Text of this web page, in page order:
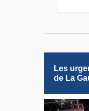
06
Les
de La